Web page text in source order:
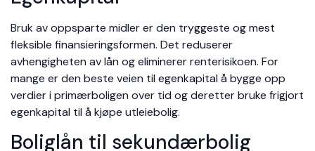
Bruk av oppsparte midler er den tryggeste og mest
fleksible finansieringsformen. Det reduserer
avhengigheten av lån og eliminerer renterisikoen. For
mange er den beste veien til egenkapital å bygge opp
verdier i primærboligen over tid og deretter bruke frigjort
egenkapital til å kjøpe utleiebolig.
Boliglån til sekundærbolig